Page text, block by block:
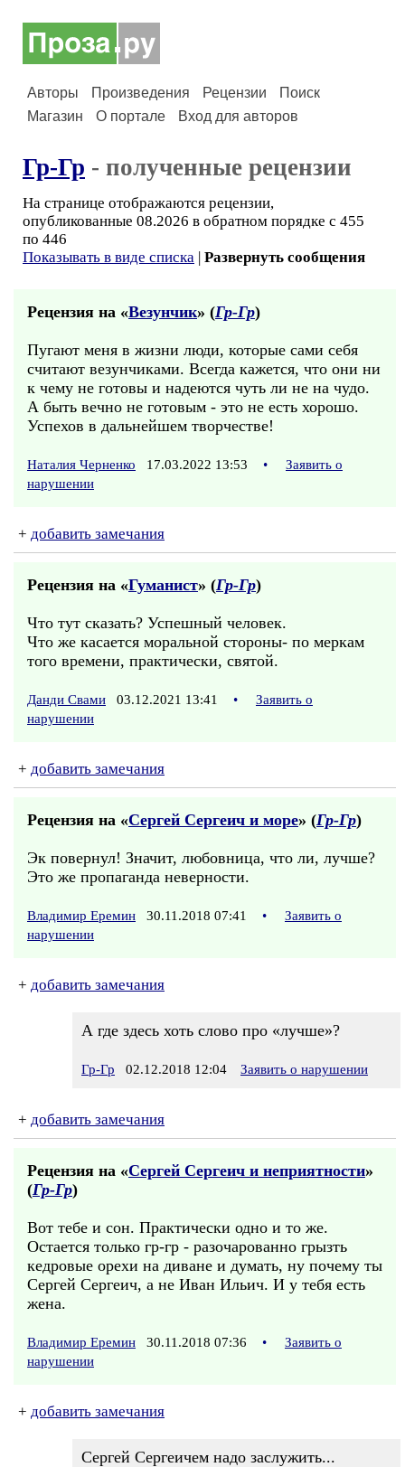
Авторы Произведения Рецензии
Поиск
Магазин
О портале Вход для авторов
Гр-Гр - полученные рецензии
На странице отображаются рецензии,
опубликованные 08.2026 в обратном порядке с 455
по 446
Показывать в виде списка | Развернуть сообщения
Рецензия на «Везунчик» (Гр-Гр)
Пугают меня в жизни люди, которые сами себя
считают везунчиками. Всегда кажется, что они ни
к чему не готовы и надеются чуть ли не на чудо.
А быть вечно не готовым - это не есть хорошо.
Успехов в дальнейшем творчестве!
Наталия Черненко 17.03.2022 13:53 •
Заявить о
нарушении
+ добавить замечания
Рецензия на «Гуманист» (Гр-Гр)
Что тут сказать? Успешный человек.
Что же касается моральной стороны- по меркам
того времени, практически, святой.
Данди Свами 03.12.2021 13:41 •
Заявить о
нарушении
+ добавить замечания
Рецензия на «Сергей Сергеич и море» (Гр-Гр)
Эк повернул! Значит, любовница, что ли, лучше?
Это же пропаганда неверности.
Владимир Еремин 30.11.2018 07:41 •
Заявить о
нарушении
+ добавить замечания
А где здесь хоть слово про «лучше»?
Гр-Гр 02.12.2018 12:04 Заявить о нарушении
+ добавить замечания
Рецензия на «Сергей Сергеич и неприятности»
(Гр-Гр)
Вот тебе и сон. Практически одно и то же.
Остается только гр-гр - разочарованно грызть
кедровые орехи на диване и думать, ну почему ты
Сергей Сергеич, а не Иван Ильич. И у тебя есть
жена.
Владимир Еремин 30.11.2018 07:36 •
Заявить о
нарушении
+ добавить замечания
Сергей Сергеичем надо заслужить...